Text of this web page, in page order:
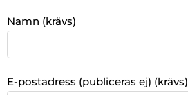
Namn (krävs)
E-postadress (publiceras ej) (krävs)